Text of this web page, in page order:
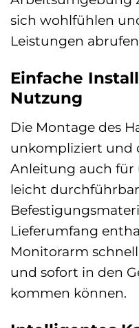
sich wohlfühlen
Leistungen
Einfache
Nutzung
Die Montage des
unkompliziert und
Anleitung auch
leicht
Lieferumfang
Monitorarm
und sofort in den
kommen können.